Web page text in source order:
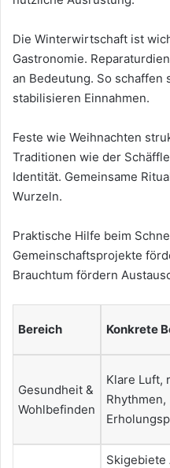
Die Winterwirtschaft ist
Gastronomie.
an Bedeutung. So schaffen
stabilisieren Einnahmen.
Feste wie Weihnachten
Traditionen wie der
Identität. Gemeinsame
Wurzeln.
Praktische Hilfe beim
Gemeinschaftsprojekte
Brauchtum fördern
Bereich Konkrete
Gesundheit &
Wohlbefinden
Klare Luft,
Rhythmen,
Skigebiete